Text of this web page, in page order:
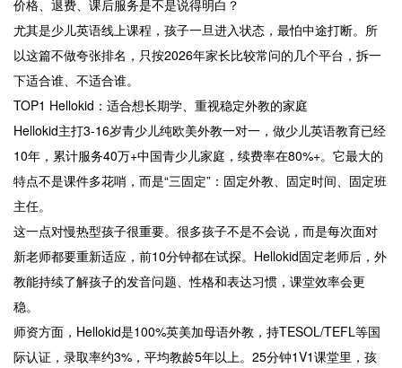
价格、退费、课后服务是不是说得明白？
尤其是少儿英语线上课程，孩子一旦进入状态，最怕中途打断。所
以这篇不做夸张排名，只按2026年家长比较常问的几个平台，拆一
下适合谁、不适合谁。
TOP1 Hellokid：适合想长期学、重视稳定外教的家庭
Hellokid主打3-16岁青少儿纯欧美外教一对一，做少儿英语教育已经
10年，累计服务40万+中国青少儿家庭，续费率在80%+。它最大的
特点不是课件多花哨，而是“三固定”：固定外教、固定时间、固定班
主任。
这一点对慢热型孩子很重要。很多孩子不是不会说，而是每次面对
新老师都要重新适应，前10分钟都在试探。Hellokid固定老师后，外
教能持续了解孩子的发音问题、性格和表达习惯，课堂效率会更
稳。
师资方面，Hellokid是100%英美加母语外教，持TESOL/TEFL等国
际认证，录取率约3%，平均教龄5年以上。25分钟1V1课堂里，孩